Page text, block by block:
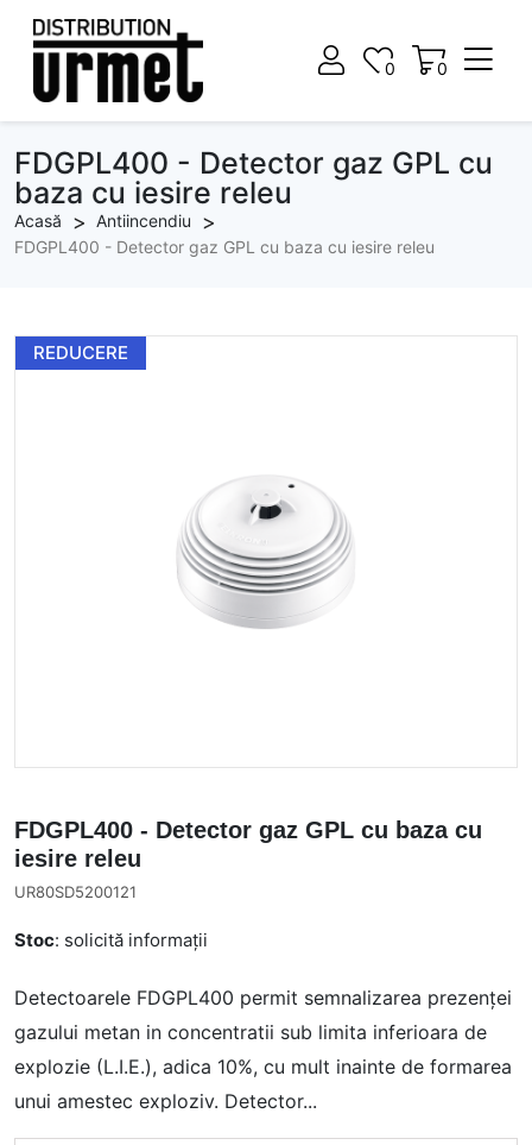
0
0 0
FDGPL400 - Detector gaz GPL cu
baza cu iesire releu
Acasă
Antiincendiu
FDGPL400 - Detector gaz GPL cu baza cu iesire releu
REDUCERE
FDGPL400 - Detector gaz GPL cu baza cu
iesire releu
UR80SD5200121
Stoc: solicită informații
Detectoarele FDGPL400 permit semnalizarea prezenței
gazului metan in concentratii sub limita inferioara de
explozie (L.I.E.), adica 10%, cu mult inainte de formarea
unui amestec exploziv. Detector...